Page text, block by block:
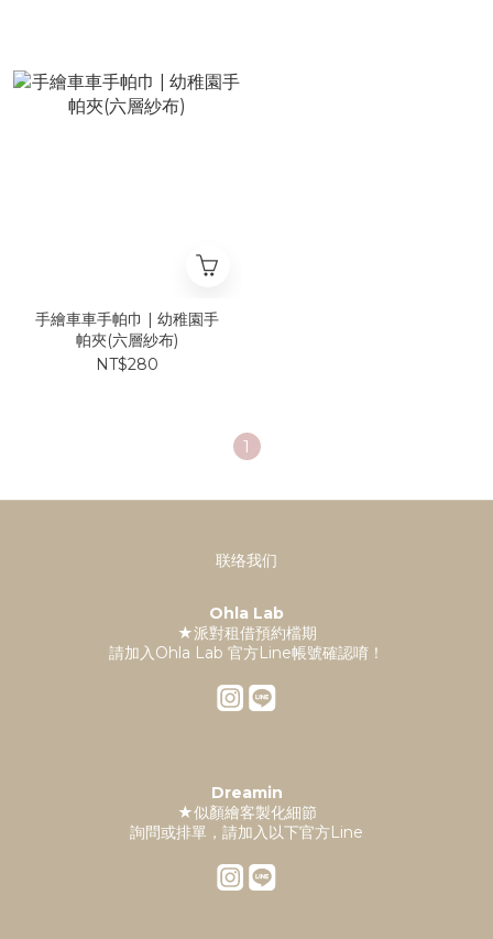
手繪車車手帕巾 | 幼稚園手
帕夾(六層紗布)
NT$280
1
联络我们
Ohla Lab
★派對租借預約檔期
請加入Ohla Lab 官方Line帳號確認唷！
Dreamin
★似顏繪客製化細節
詢問或排單，請加入以下官方Line